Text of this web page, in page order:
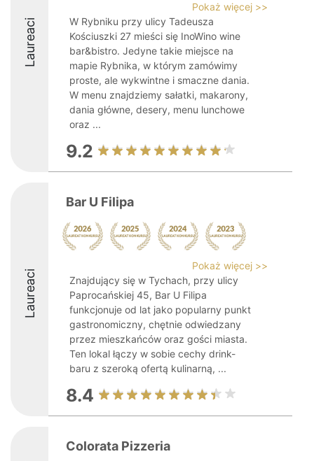
Laureaci
Pokaż więcej >>
W Rybniku przy ulicy Tadeusza
Kościuszki 27 mieści się InoWino wine
bar&bistro. Jedyne takie miejsce na
mapie Rybnika, w którym zamówimy
proste, ale wykwintne i smaczne dania.
W menu znajdziemy sałatki, makarony,
dania główne, desery, menu lunchowe
oraz ...
9.2
Laureaci
Bar U Filipa
Pokaż więcej >>
Znajdujący się w Tychach, przy ulicy
Paprocańskiej 45, Bar U Filipa
funkcjonuje od lat jako popularny punkt
gastronomiczny, chętnie odwiedzany
przez mieszkańców oraz gości miasta.
Ten lokal łączy w sobie cechy drink-
baru z szeroką ofertą kulinarną, ...
8.4
Colorata Pizzeria